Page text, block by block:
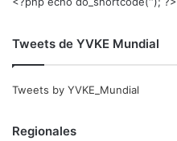
Tweets de YVKE Mundial
Tweets by YVKE_Mundial
Regionales